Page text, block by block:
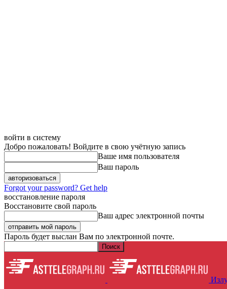
войти в систему
Добро пожаловать! Войдите в свою учётную запись
Ваше имя пользователя
Ваш пароль
Forgot your password? Get help
восстановление пароля
Восстановите свой пароль
Ваш адрес электронной почты
Пароль будет выслан Вам по электронной почте.